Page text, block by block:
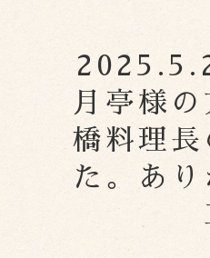
月亭様
橋料理長
た。あ